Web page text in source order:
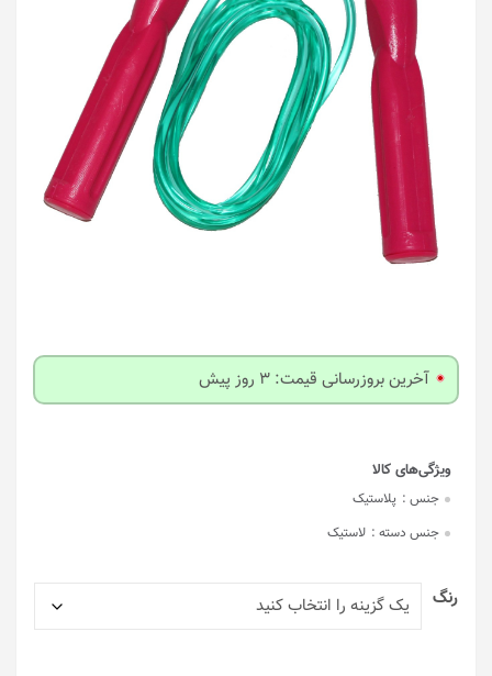
آخرین بروزرسانی قیمت: 3 روز پیش
جنس : پلاستیک
جنس دسته : لاستیک
رنگ